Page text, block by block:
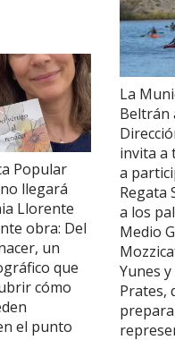
Popular
llegará
Llorente
obra: Del
un
que
cómo
el punto
La
Beltrán
invita a
a
Regata
a los
Medio
Yunes
Prates,